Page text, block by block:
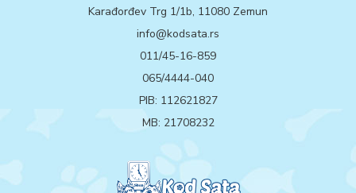
Karađorđev Trg 1/1b, 11080 Zemun
info@kodsata.rs
011/45-16-859
065/4444-040
PIB: 112621827
MB: 21708232